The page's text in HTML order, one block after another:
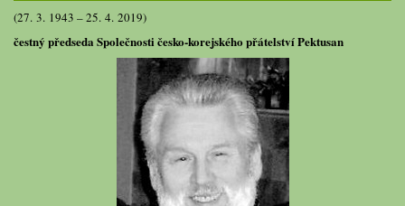
(27. 3. 1943 – 25. 4. 2019)
čestný předseda Společnosti česko-korejského přátelství Pektusan